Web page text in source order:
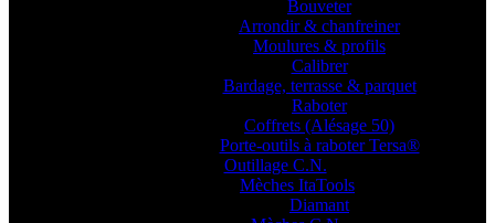
Bouveter
Arrondir & chanfreiner
Moulures & profils
Calibrer
Bardage, terrasse & parquet
Raboter
Coffrets (Alésage 50)
Porte-outils à raboter Tersa®
Outillage C.N.
Mèches ItaTools
Diamant